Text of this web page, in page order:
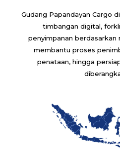
Gudang Papandayan Cargo
timbangan digital,
penyimpanan berdasarkan
membantu proses
penataan, hingga